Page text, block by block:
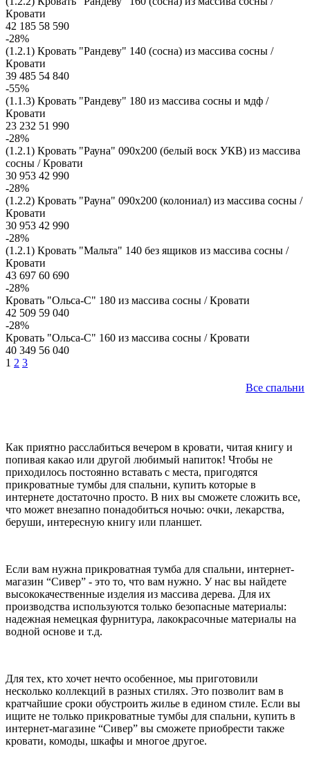
Кровати
42 185 58 590
-28%
(1.2.1) Кровать "Рандеву" 140 (сосна) из массива сосны /
Кровати
39 485 54 840
-55%
(1.1.3) Кровать "Рандеву" 180 из массива сосны и мдф /
Кровати
23 232 51 990
-28%
(1.2.1) Кровать "Рауна" 090x200 (белый воск УКВ) из массива
сосны / Кровати
30 953 42 990
-28%
(1.2.2) Кровать "Рауна" 090x200 (колониал) из массива сосны /
Кровати
30 953 42 990
-28%
(1.2.1) Кровать "Мальта" 140 без ящиков из массива сосны /
Кровати
43 697 60 690
-28%
Кровать "Ольса-С" 180 из массива сосны / Кровати
42 509 59 040
-28%
Кровать "Ольса-С" 160 из массива сосны / Кровати
40 349 56 040
1 2 3
Все спальни
Как приятно расслабиться вечером в кровати, читая книгу и
попивая какао или другой любимый напиток! Чтобы не
приходилось постоянно вставать с места, пригодятся
прикроватные тумбы для спальни, купить которые в
интернете достаточно просто. В них вы сможете сложить все,
что может внезапно понадобиться ночью: очки, лекарства,
беруши, интересную книгу или планшет.
Если вам нужна прикроватная тумба для спальни, интернет-
магазин “Сивер” - это то, что вам нужно. У нас вы найдете
высококачественные изделия из массива дерева. Для их
производства используются только безопасные материалы:
надежная немецкая фурнитура, лакокрасочные материалы на
водной основе и т.д.
Для тех, кто хочет нечто особенное, мы приготовили
несколько коллекций в разных стилях. Это позволит вам в
кратчайшие сроки обустроить жилье в едином стиле. Если вы
ищите не только прикроватные тумбы для спальни, купить в
интернет-магазине “Сивер” вы сможете приобрести также
кровати, комоды, шкафы и многое другое.